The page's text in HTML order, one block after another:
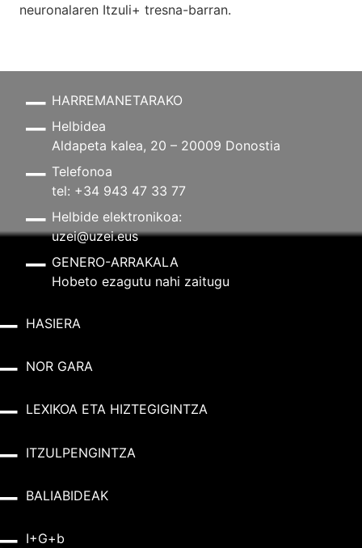
neuronalaren Itzuli+ tresna-barran.
HARREMANETARAKO
Helbidea
Aldapeta kalea, 20 – 20009 Donostia
Telefonoa
tel: +34 943 47 33 77
Helbide elektronikoa:
uzei@uzei.eus
GENERO-ARRAKALA
Hobeto ezagutu nahi zaitugu
HASIERA
NOR GARA
LEXIKOA ETA HIZTEGIGINTZA
ITZULPENGINTZA
BALIABIDEAK
I+G+b